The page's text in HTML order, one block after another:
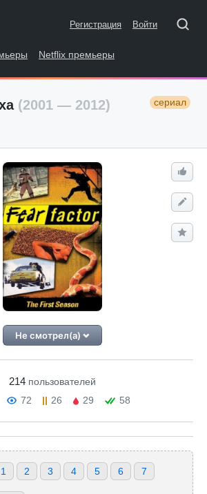
Регистрация Войти
Netflix премьеры
(2001 — 2012) сериал
Не смотрел(а)
214 пользователей
72 26 29 58
1 2 3 4 5 6 7